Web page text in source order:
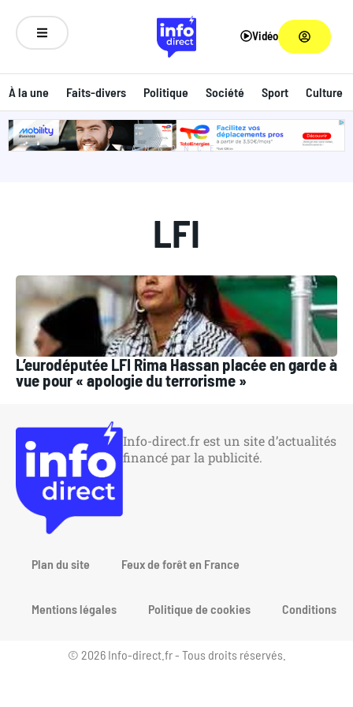
Vidéo
À la une Faits-divers Politique Société Sport Culture
ANNONCE
LFI
L’eurodéputée LFI Rima Hassan placée en garde à
vue pour « apologie du terrorisme »
Info-direct.fr est un site d’actualités
financé par la publicité.
Plan du site Feux de forêt en France
Mentions légales Politique de cookies Conditions
© 2026 Info-direct.fr - Tous droits réservés.